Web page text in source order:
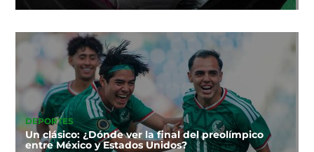
DEPORTES
Un clásico: ¿Dónde ver la final del preolímpico
entre México y Estados Unidos?